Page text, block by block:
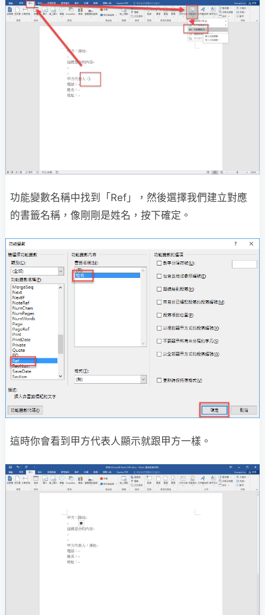
功能變數名稱中找到「Ref」，然後選擇我們建立對應
的書籤名稱，像剛剛是姓名，按下確定。
這時你會看到甲方代表人顯示就跟甲方一樣。